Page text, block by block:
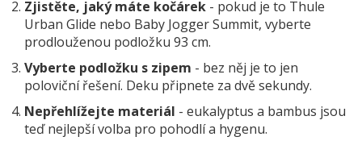
Zjistěte, jaký máte kočárek - pokud je to Thule
Urban Glide nebo Baby Jogger Summit, vyberte
prodlouženou podložku 93 cm.
Vyberte podložku s zipem - bez něj je to jen
poloviční řešení. Deku připnete za dvě sekundy.
Nepřehlížejte materiál - eukalyptus a bambus jsou
teď nejlepší volba pro pohodlí a hygenu.